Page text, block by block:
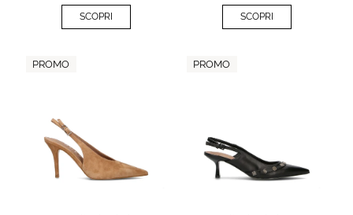
SCOPRI SCOPRI
PROMO PROMO